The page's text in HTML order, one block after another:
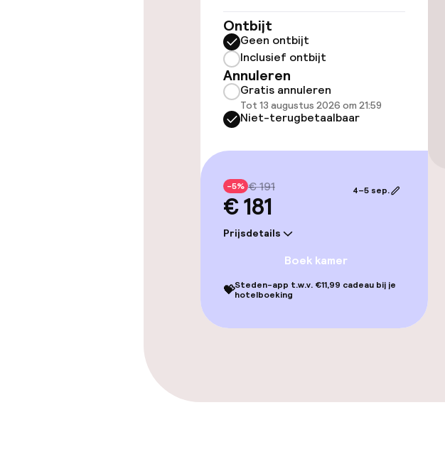
Toegankelijkheid
Overal rolstoeltoegankelijk
Lift
Entertainment
Gratis wifi
Eet- en drinkgelegenheden
Restaurant
Ontbijt
Geen ontbijt
Inclusief ontbijt
Annuleren
Gratis annuleren
Tot 13 augustus 2026 om 21:59
Niet-terugbetaalbaar
-5% € 191
€ 181
Prijsdetails
4–5 sep.
Boek kamer
💝Steden-app t.w.v. €11,99 cadeau bij je
hotelboeking